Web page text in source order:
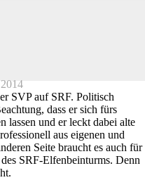
SVP auf SRF. Politisch
dass er sich fürs
lassen und er leckt dabei alte
aus eigenen und
Seite braucht es auch für
SRF-Elfenbeinturms. Denn